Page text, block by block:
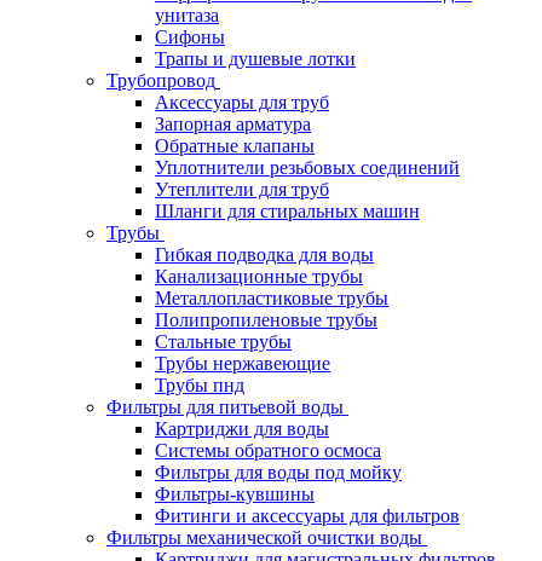
унитаза
Сифоны
Трапы и душевые лотки
Трубопровод
Аксессуары для труб
Запорная арматура
Обратные клапаны
Уплотнители резьбовых соединений
Утеплители для труб
Шланги для стиральных машин
Трубы
Гибкая подводка для воды
Канализационные трубы
Металлопластиковые трубы
Полипропиленовые трубы
Стальные трубы
Трубы нержавеющие
Трубы пнд
Фильтры для питьевой воды
Картриджи для воды
Системы обратного осмоса
Фильтры для воды под мойку
Фильтры-кувшины
Фитинги и аксессуары для фильтров
Фильтры механической очистки воды